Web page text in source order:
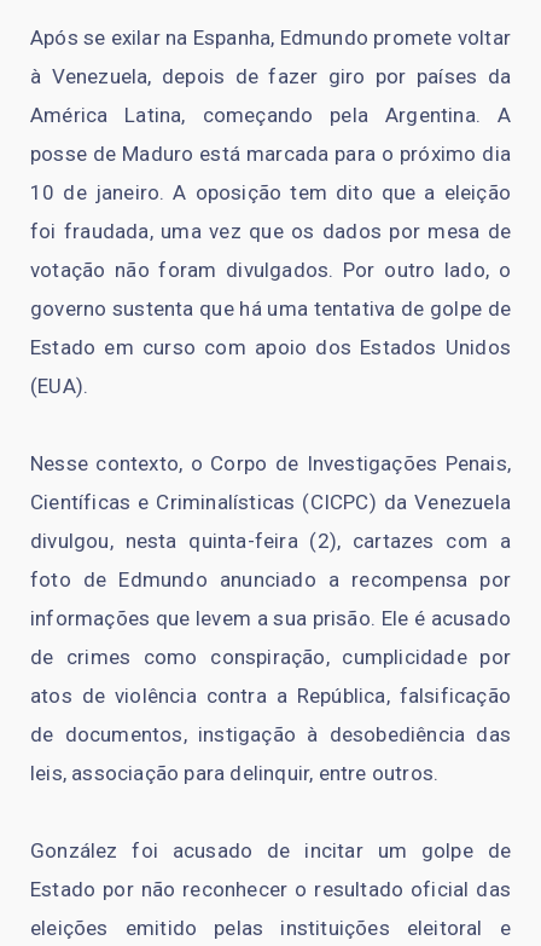
Após se exilar na Espanha, Edmundo promete voltar
à Venezuela, depois de fazer giro por países da
América Latina, começando pela Argentina. A
posse de Maduro está marcada para o próximo dia
10 de janeiro. A oposição tem dito que a eleição
foi fraudada, uma vez que os dados por mesa de
votação não foram divulgados. Por outro lado, o
governo sustenta que há uma tentativa de golpe de
Estado em curso com apoio dos Estados Unidos
(EUA).
Nesse contexto, o Corpo de Investigações Penais,
Científicas e Criminalísticas (CICPC) da Venezuela
divulgou, nesta quinta-feira (2), cartazes com a
foto de Edmundo anunciado a recompensa por
informações que levem a sua prisão. Ele é acusado
de crimes como conspiração, cumplicidade por
atos de violência contra a República, falsificação
de documentos, instigação à desobediência das
leis, associação para delinquir, entre outros.
González foi acusado de incitar um golpe de
Estado por não reconhecer o resultado oficial das
eleições emitido pelas instituições eleitoral e